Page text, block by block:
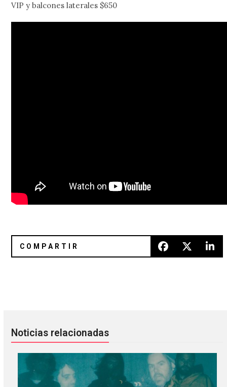
VIP y balcones laterales $650
Noticias relacionadas